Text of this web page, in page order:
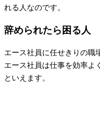
れる人なのです。
辞められたら困る人
エース社員に任せきりの職
エース社員は仕事を効率よ
といえます。